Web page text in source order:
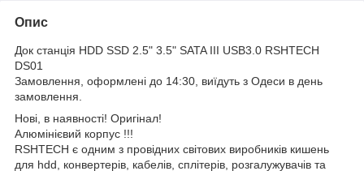
Опис
Док станція HDD SSD 2.5" 3.5" SATA III USB3.0 RSHTECH
DS01
Замовлення, оформлені до 14:30, виїдуть з Одеси в день
замовлення.
Нові, в наявності! Оригінал!
Алюмінієвий корпус !!!
RSHTECH є одним з провідних світових виробників кишень
для hdd, конвертерів, кабелів, сплітерів, розгалужувачів та